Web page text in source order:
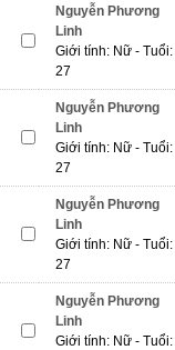
Nguyễn Phương
Linh
Giới tính: Nữ - Tuổi:
27
Nguyễn Phương
Linh
Giới tính: Nữ - Tuổi:
27
Nguyễn Phương
Linh
Giới tính: Nữ - Tuổi:
27
Nguyễn Phương
Linh
Giới tính: Nữ - Tuổi: